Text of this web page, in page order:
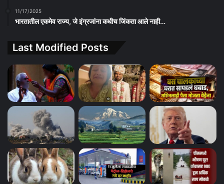
11/17/2025
भारतातील एकमेव राज्य, जे इंग्रजांना कधीच जिंकता आले नाही…
Last Modified Posts